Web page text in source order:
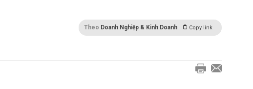
Theo Doanh Nghiệp & Kinh Doanh Copy link